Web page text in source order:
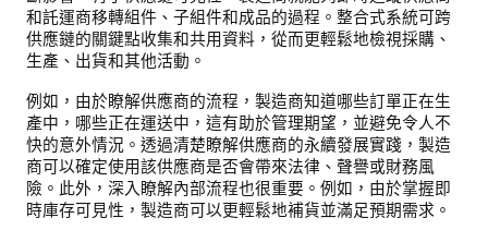
和託運商移轉組件、子組件和成品的過程。整合式系統可跨
供應鏈的關鍵點收集和共用資料，從而更輕鬆地檢視採購、
生產、出貨和其他活動。
例如，由於瞭解供應商的流程，製造商知道哪些訂單正在生
產中，哪些正在運送中，這有助於管理期望，並避免令人不
快的意外情況。透過清楚瞭解供應商的永續發展實踐，製造
商可以確定使用該供應商是否會帶來法律、聲譽或財務風
險。此外，深入瞭解內部流程也很重要。例如，由於掌握即
時庫存可見性，製造商可以更輕鬆地補貨並滿足預期需求。